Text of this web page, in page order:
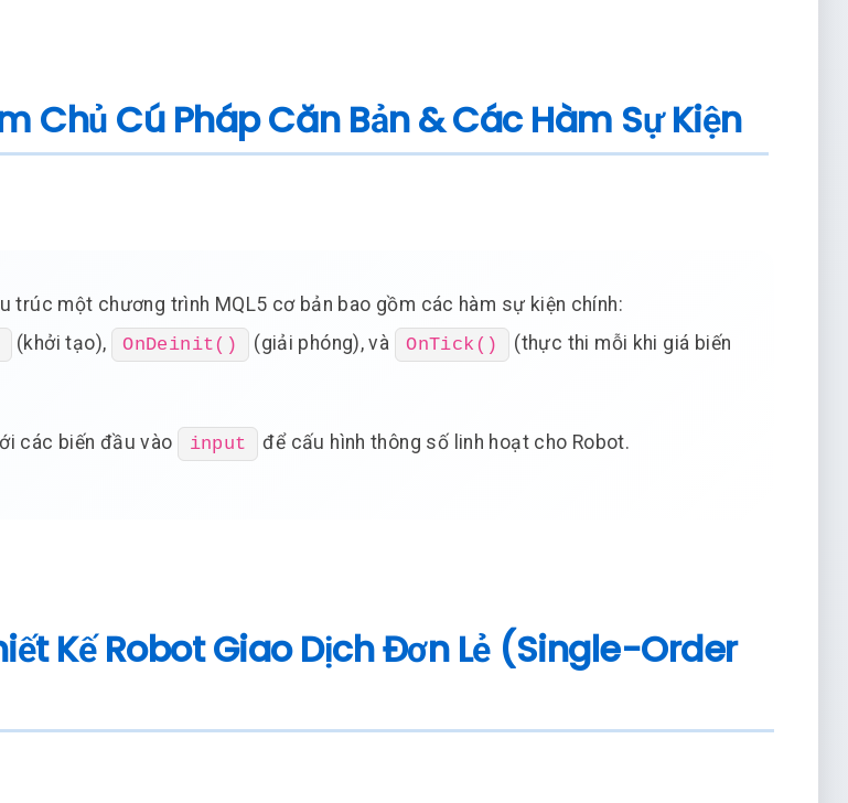
Chủ Cú Pháp Căn Bản & Các Hàm Sự Kiện
trúc một chương trình MQL5 cơ bản bao gồm các hàm sự kiện chính:
(khởi tạo), OnDeinit() (giải phóng), và OnTick()
(thực thi mỗi khi giá biến
các biến đầu vào input để cấu hình thông số linh hoạt cho Robot.
Kế Robot Giao Dịch Đơn Lẻ (Single-Order